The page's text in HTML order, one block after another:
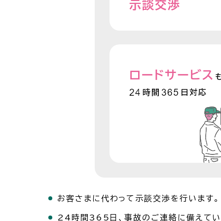
お客さまに代わって示談交渉を行います。
24時間365日、事故のご連絡に備えてい